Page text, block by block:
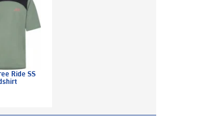
Ride SS